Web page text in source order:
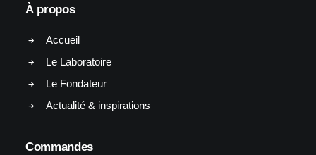
À propos
Accueil
Le Laboratoire
Le Fondateur
Actualité & inspirations
Commandes